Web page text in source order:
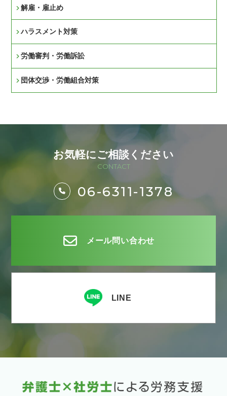
解雇・雇止め
ハラスメント対策
労働審判・労働訴訟
団体交渉・労働組合対策
お気軽にご相談ください
CONTACT
06-6311-1378
メール問い合わせ
LINE